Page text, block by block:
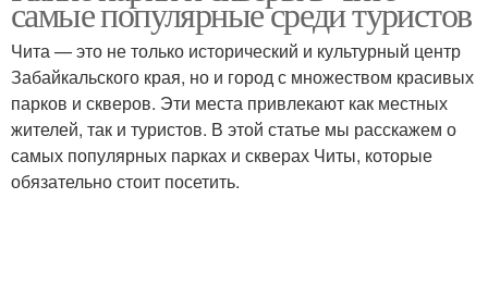
самые популярные среди туристов
Чита — это не только исторический и культурный центр
Забайкальского края, но и город с множеством красивых
парков и скверов. Эти места привлекают как местных
жителей, так и туристов. В этой статье мы расскажем о
самых популярных парках и скверах Читы, которые
обязательно стоит посетить.